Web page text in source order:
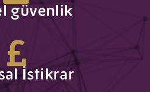
güvenlik
İstikrar